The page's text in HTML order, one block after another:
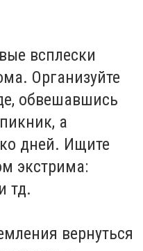
всплески
Организуйте
обвешавшись
а
дней. Ищите
экстрима:
тд.
вернуться